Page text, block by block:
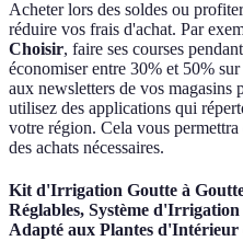
Acheter lors des soldes ou
réduire vos frais d'achat. Par
Choisir, faire ses courses
économiser entre 30% et 50%
aux newsletters de vos magasins
utilisez des applications qui
votre région. Cela vous
des achats nécessaires.
Kit d'Irrigation Goutte à
Réglables, Système
Adapté aux Plantes d'Intérieur